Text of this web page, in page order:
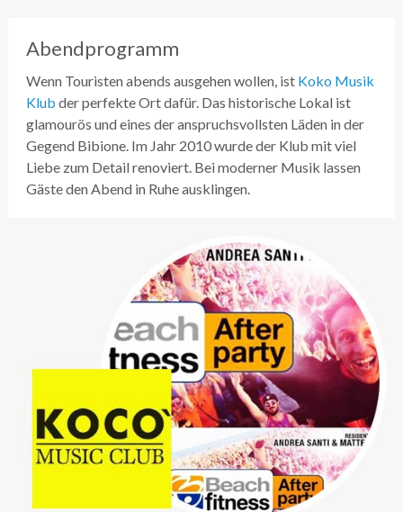
Abendprogramm
Wenn Touristen abends ausgehen wollen, ist Koko Musik
Klub der perfekte Ort dafür. Das historische Lokal ist
glamourös und eines der anspruchsvollsten Läden in der
Gegend Bibione. Im Jahr 2010 wurde der Klub mit viel
Liebe zum Detail renoviert. Bei moderner Musik lassen
Gäste den Abend in Ruhe ausklingen.